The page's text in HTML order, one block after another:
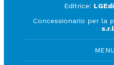
Editrice:
Concessionario per la
MENU